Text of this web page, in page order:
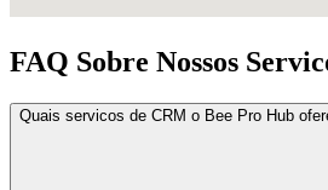
FAQ Sobre Nossos
Quais servicos de CRM o Bee Pro Hub